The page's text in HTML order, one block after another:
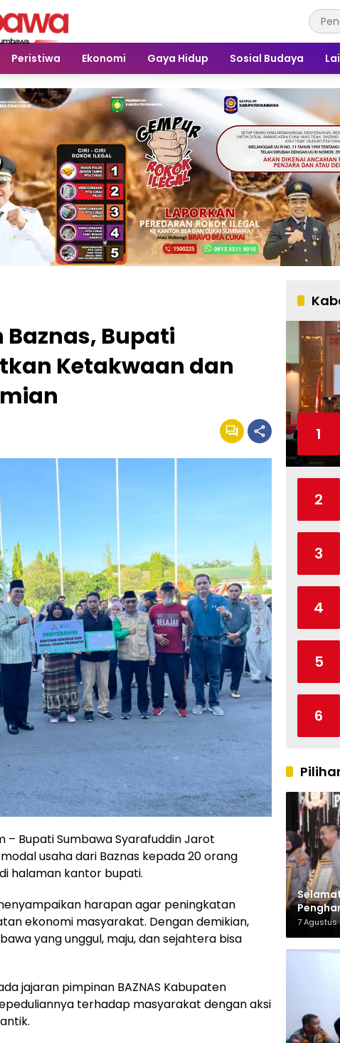
Peristiwa Ekonomi Gaya Hidup Sosial Budaya
Bupati
Ketakwaan dan
– Bupati Sumbawa Syarafuddin Jarot
usaha dari Baznas kepada 20 orang
halaman kantor bupati.
harapan agar peningkatan
ekonomi masyarakat. Dengan demikian,
yang unggul, maju, dan sejahtera bisa
jajaran pimpinan BAZNAS Kabupaten
terhadap masyarakat dengan aksi
1
2
3
4
5
6
Kapolri
7 Agustus